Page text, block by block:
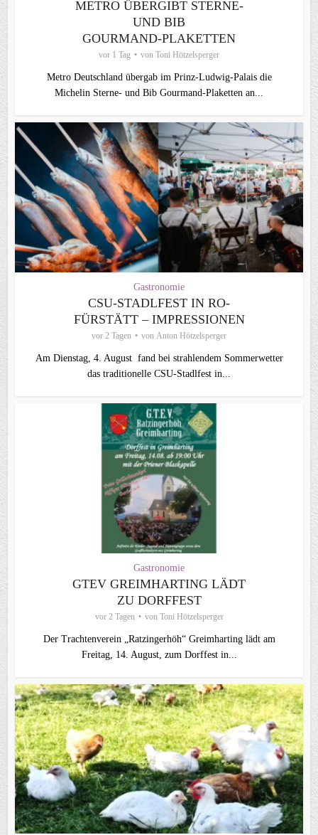
METRO ÜBERGIBT STERNE-
UND BIB
GOURMAND‑PLAKETTEN
vor 1 Tag von Toni Hötzelsperger
Metro Deutschland übergab im Prinz-Ludwig-Palais die
Michelin Sterne- und Bib Gourmand-Plaketten an...
Gastronomie
CSU-STADLFEST IN RO-
FÜRSTÄTT – IMPRESSIONEN
vor 2 Tagen von Anton Hötzelsperger
Am Dienstag, 4. August fand bei strahlendem Sommerwetter
das traditionelle CSU-Stadlfest in...
Gastronomie
GTEV GREIMHARTING LÄDT
ZU DORFFEST
vor 2 Tagen von Toni Hötzelsperger
Der Trachtenverein „Ratzingerhöh“ Greimharting lädt am
Freitag, 14. August, zum Dorffest in...